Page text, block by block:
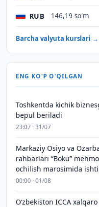
RUB 146,19 so'm
Barcha valyuta kurslari →
ENG KO'P O'QILGAN
Toshkentda kichik
bepul beriladi
23:07 · 31/07
Markaziy Osiyo va
rahbarlari “Boku”
ochilish marosimida
00:00 · 01/08
O‘zbekiston ICCA xalqaro